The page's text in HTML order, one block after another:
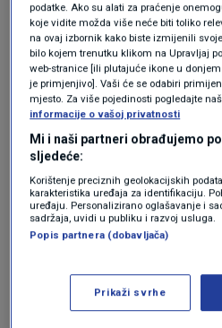
2. Obvezna
potrebama
„Bundestag će zakonom
aktiviranju obvezne
osobito kada obrambena
to zahtijeva“, stoji u
ako se ne prijavi dovoljno
slučaju moguće je i
podatke. Ako su alati za praćenje
koje vidite možda više neće biti toliko
na ovaj izbornik kako biste izmijenili
bilo kojem trenutku klikom na Upravljaj
web-stranice [ili plutajuće ikone u
je primjenjivo]. Vaši će se odabiri
mjesto. Za više pojedinosti pogledajte
informacije o vašoj privatnosti
Mi i naši partneri obrađujemo
sljedeće:
Korištenje preciznih geolokacijskih
karakteristika uređaja za identifikaciju.
uređaju. Personalizirano oglašavanje i
sadržaja, uvidi u publiku i razvoj usluga.
Popis partnera (dobavljača)
Prikaži svrhe